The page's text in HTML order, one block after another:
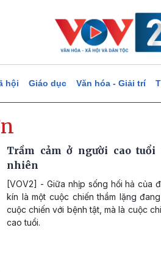
hội Giáo dục Văn hóa - Giải trí
Trầm cảm ở người cao
nhiên
[VOV2] - Giữa nhịp sống hối hả của
kín là một cuộc chiến thầm lặng
cuộc chiến với bệnh tật, mà là cuộc
cao tuổi.